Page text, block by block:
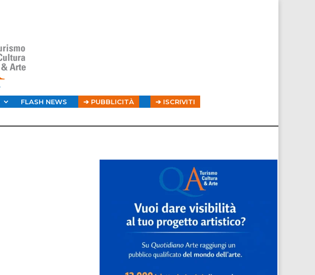
FLASH NEWS ➔ PUBBLICITÀ ➔ ISCRIVITI